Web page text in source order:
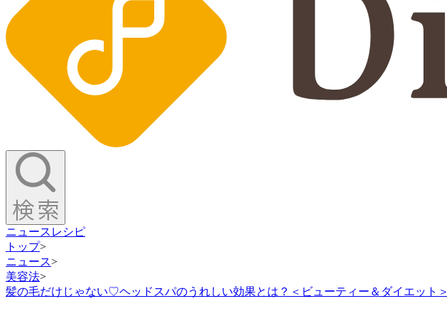
ニュース レシピ
トップ>
ニュース>
美容法>
髪の毛だけじゃない♡ヘッドスパのうれしい効果とは？＜ビューティー＆ダイエット＞